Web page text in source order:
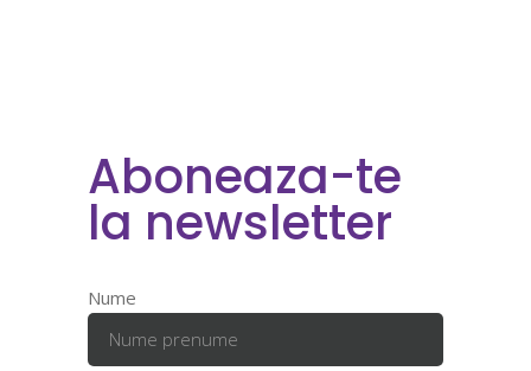
Aboneaza-te
la newsletter
Nume